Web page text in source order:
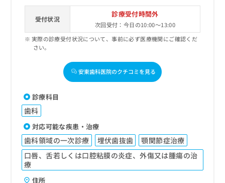
受付状況
診療受付時間外
次回受付：今日の10:00～13:00
実際の診療受付状況について、事前に必ず医療機関にご確認くだ
さい。
安東歯科医院のクチコミを見る
診療科目
歯科
対応可能な疾患・治療
歯科領域の一次診療 埋伏歯抜歯
顎関節症治療
口唇、舌若しくは口腔粘膜の炎症、外傷又は腫瘍の治
療
住所